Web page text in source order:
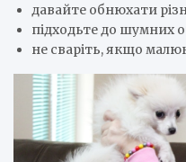
давайте обнюхати
підходьте до шумних
не сваріть, якщо